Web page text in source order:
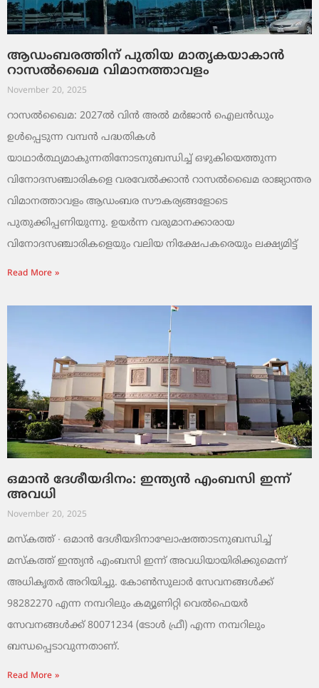
ആഡംബരത്തിന് പുതിയ മാതൃകയാകാൻ
റാസൽഖൈമ വിമാനത്താവളം
November 20, 2025
റാസൽഖൈമ: 2027ൽ വിൻ അൽ മർജാൻ ഐലൻഡും
ഉൾപ്പെടുന്ന വമ്പൻ പദ്ധതികൾ
യാഥാർത്ഥ്യമാകുന്നതിനോടനുബന്ധിച്ച് ഒഴുകിയെത്തുന്ന
വിനോദസഞ്ചാരികളെ വരവേൽക്കാൻ റാസൽഖൈമ രാജ്യാന്തര
വിമാനത്താവളം ആഡംബര സൗകര്യങ്ങളോടെ
പുതുക്കിപ്പണിയുന്നു. ഉയർന്ന വരുമാനക്കാരായ
വിനോദസഞ്ചാരികളെയും വലിയ നിക്ഷേപകരെയും ലക്ഷ്യമിട്ട്
Read More »
ഒമാൻ ദേശീയദിനം: ഇന്ത്യൻ എംബസി ഇന്ന്
അവധി
November 20, 2025
മസ്‌കത്ത് ∙ ഒമാൻ ദേശീയദിനാഘോഷത്താടനുബന്ധിച്ച്
മസ്‌കത്ത് ഇന്ത്യൻ എംബസി ഇന്ന് അവധിയായിരിക്കുമെന്ന്
അധികൃതർ അറിയിച്ചു. കോൺസുലാർ സേവനങ്ങൾക്ക്
98282270 എന്ന നമ്പറിലും കമ്യൂണിറ്റി വെൽഫെയർ
സേവനങ്ങൾക്ക് 80071234 (ടോൾ ഫ്രീ) എന്ന നമ്പറിലും
ബന്ധപ്പെടാവുന്നതാണ്.
Read More »